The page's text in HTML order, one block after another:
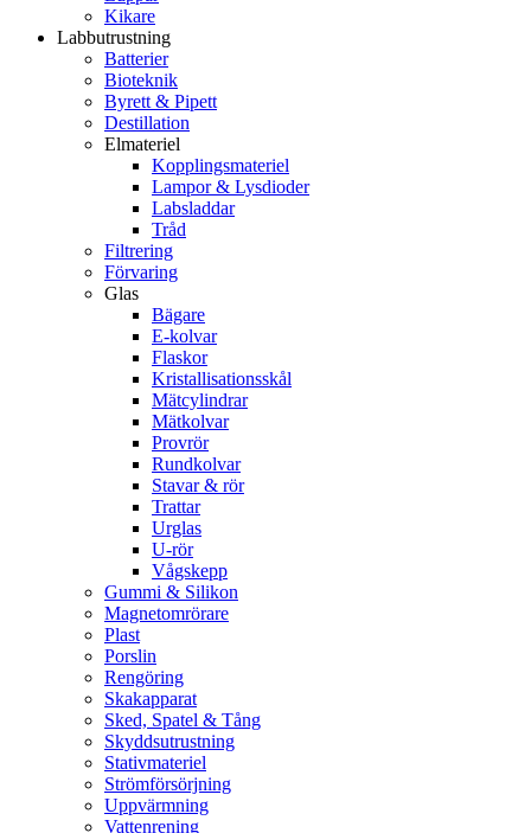
Kikare
Labbutrustning
Batterier
Bioteknik
Byrett & Pipett
Destillation
Elmateriel
Kopplingsmateriel
Lampor & Lysdioder
Labsladdar
Tråd
Filtrering
Förvaring
Glas
Bägare
E-kolvar
Flaskor
Kristallisationsskål
Mätcylindrar
Mätkolvar
Provrör
Rundkolvar
Stavar & rör
Trattar
Urglas
U-rör
Vågskepp
Gummi & Silikon
Magnetomrörare
Plast
Porslin
Rengöring
Skakapparat
Sked, Spatel & Tång
Skyddsutrustning
Stativmateriel
Strömförsörjning
Uppvärmning
Vattenrening